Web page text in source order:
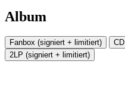
Album
Fanbox (signiert + limitiert) CD
2LP (signiert + limitiert)